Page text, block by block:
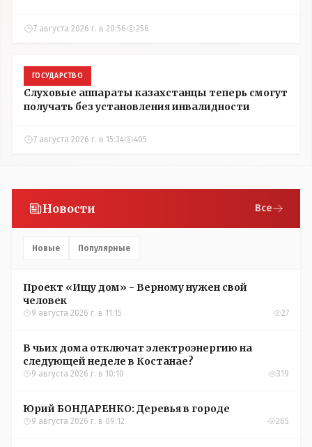
7 августа 2026 г. в 20:56 256
ГОСУДАРСТВО
Слуховые аппараты казахстанцы теперь смогут
получать без установления инвалидности
7 августа 2026 г. в 15:34 405
Новости Все
Новые Популярные
Проект «Ищу дом» - Верному нужен свой
человек
9 августа 2026 г. в 11:15 27
В чьих дома отключат электроэнергию на
следующей неделе в Костанае?
9 августа 2026 г. в 10:10 319
Юрий БОНДАРЕНКО: Деревья в городе
9 августа 2026 г. в 09:12 265